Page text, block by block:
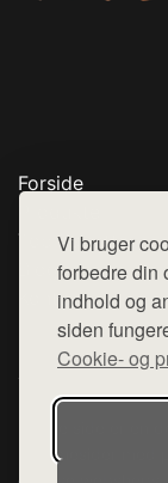
Vi bruger
forbedre din
indhold og
siden
Cookie- og
Forside
Top Rabatter
Blog
Kontakt
Denne side er en
hjemmesider